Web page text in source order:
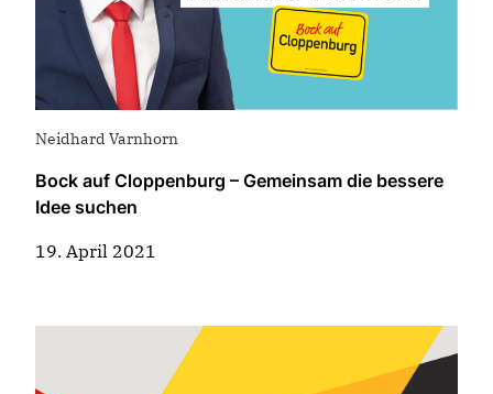
Neidhard Varnhorn
Bock auf Cloppenburg – Gemeinsam die bessere
Idee suchen
19. April 2021